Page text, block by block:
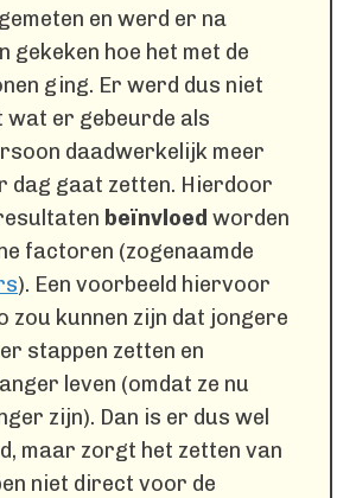
en werd er na
gekeken hoe het met de
ging. Er werd dus niet
wat er gebeurde als
daadwerkelijk meer
dag gaat zetten. Hierdoor
beïnvloed worden
factoren (zogenaamde
). Een voorbeeld hiervoor
zou kunnen zijn dat jongere
stappen zetten en
leven (omdat ze nu
zijn). Dan is er dus wel
maar zorgt het zetten van
niet direct voor de